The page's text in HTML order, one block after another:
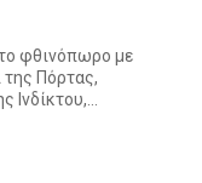
φθινόπωρο με
της Πόρτας,